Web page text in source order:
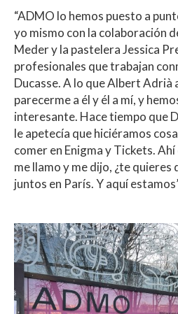
“ADMO lo hemos puesto a
yo mismo con la colaboración
Meder y la pastelera Jessica
profesionales que trabajan
Ducasse. A lo que Albert Adrià
parecerme a él y él a mí, y
interesante. Hace tiempo que
le apetecía que hiciéramos
comer en Enigma y Tickets.
me llamo y me dijo, ¿te
juntos en París. Y aquí